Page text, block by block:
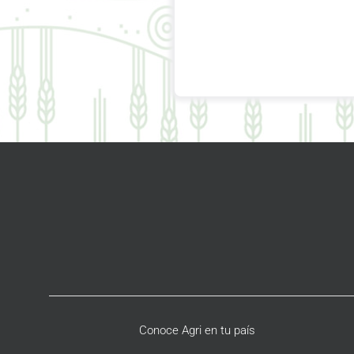
Conoce Agri en tu país